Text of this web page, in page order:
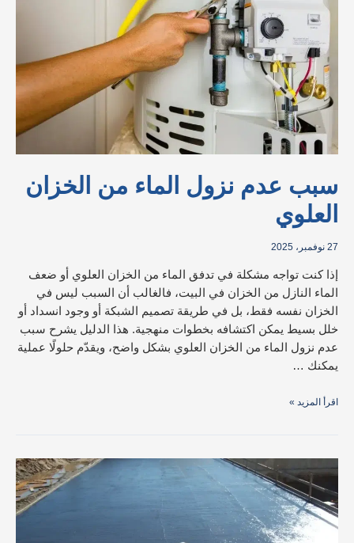
سبب عدم نزول الماء من الخزان
العلوي
27 نوفمبر، 2025
إذا كنت تواجه مشكلة في تدفق الماء من الخزان العلوي أو ضعف
الماء النازل من الخزان في البيت، فالغالب أن السبب ليس في
الخزان نفسه فقط، بل في طريقة تصميم الشبكة أو وجود انسداد أو
خلل بسيط يمكن اكتشافه بخطوات منهجية. هذا الدليل يشرح سبب
عدم نزول الماء من الخزان العلوي بشكل واضح، ويقدّم حلولًا عملية
يمكنك …
الخزان
العلوي
اقرأ المزيد »
شركة
عوازل
بالرياض